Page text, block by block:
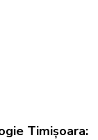
Timișoara: